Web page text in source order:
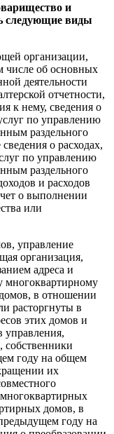
и
следующие виды
организации,
числе об основных
деятельности
отчетности,
к нему, сведения о
по управлению
раздельного
о расходах,
по управлению
раздельного
и расходов
о выполнении
или
управление
организация,
адреса и
многоквартирному
в отношении
расторгнуты в
этих домов и
управления,
собственники
году на общем
их
домов, в
году на